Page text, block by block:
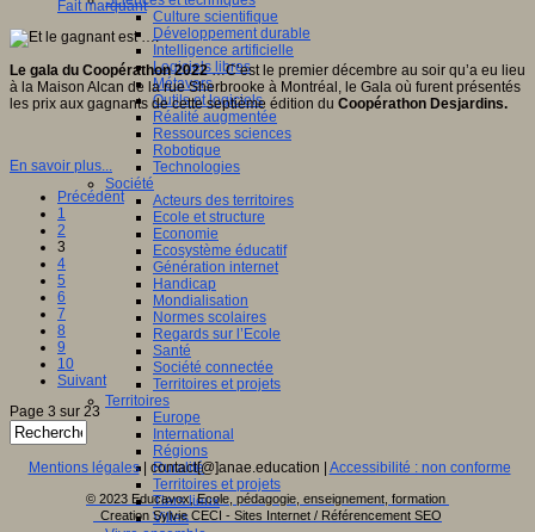
Culture scientifique
Développement durable
Intelligence artificielle
Logiciels libres
Métavers
Outils et logiciels
Réalité augmentée
Ressources sciences
Robotique
Technologies
Société
Acteurs des territoires
Ecole et structure
Economie
Ecosystème éducatif
Génération internet
Handicap
Mondialisation
Normes scolaires
Regards sur l’Ecole
Santé
Société connectée
Territoires et projets
Territoires
Europe
International
Régions
Ruralité
Territoires et projets
Tiers lieux
Villes
Fait marquant
Le gala du Coopérathon 2022…C’est le premier décembre au soir qu’a eu lieu
à la Maison Alcan de la rue Sherbrooke à Montréal, le Gala où furent présentés
les prix aux gagnants de cette septième édition du Coopérathon Desjardins.
En savoir plus...
Précédent
1
2
3
4
5
6
7
8
9
10
Suivant
Page 3 sur 23
Mentions légales| contact[@]anae.education | Accessibilité : non conforme
© 2023 Educavox, Ecole, pédagogie, enseignement, formation
Creation Sylvie CECI - Sites Internet / Référencement SEO